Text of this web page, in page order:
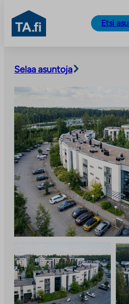
sisältöön
TA.fi
Etsi
Selaa asuntoja